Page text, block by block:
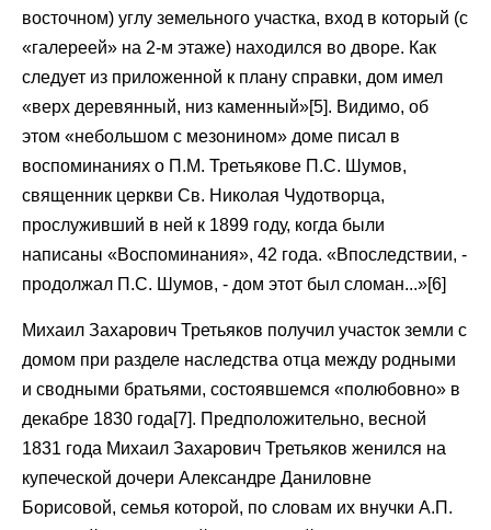
восточном) углу земельного участка, вход в который (с
«галереей» на 2-м этаже) находился во дворе. Как
следует из приложенной к плану справки, дом имел
«верх деревянный, низ каменный»[5]. Видимо, об
этом «небольшом с мезонином» доме писал в
воспоминаниях о П.М. Третьякове П.С. Шумов,
священник церкви Св. Николая Чудотворца,
прослуживший в ней к 1899 году, когда были
написаны «Воспоминания», 42 года. «Впоследствии, -
продолжал П.С. Шумов, - дом этот был сломан...»[6]
Михаил Захарович Третьяков получил участок земли с
домом при разделе наследства отца между родными
и сводными братьями, состоявшемся «полюбовно» в
декабре 1830 года[7]. Предположительно, весной
1831 года Михаил Захарович Третьяков женился на
купеческой дочери Александре Даниловне
Борисовой, семья которой, по словам их внучки А.П.